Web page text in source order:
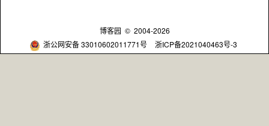
博客园 © 2004-2026
浙公网安备 33010602011771号
浙ICP备2021040463号-3